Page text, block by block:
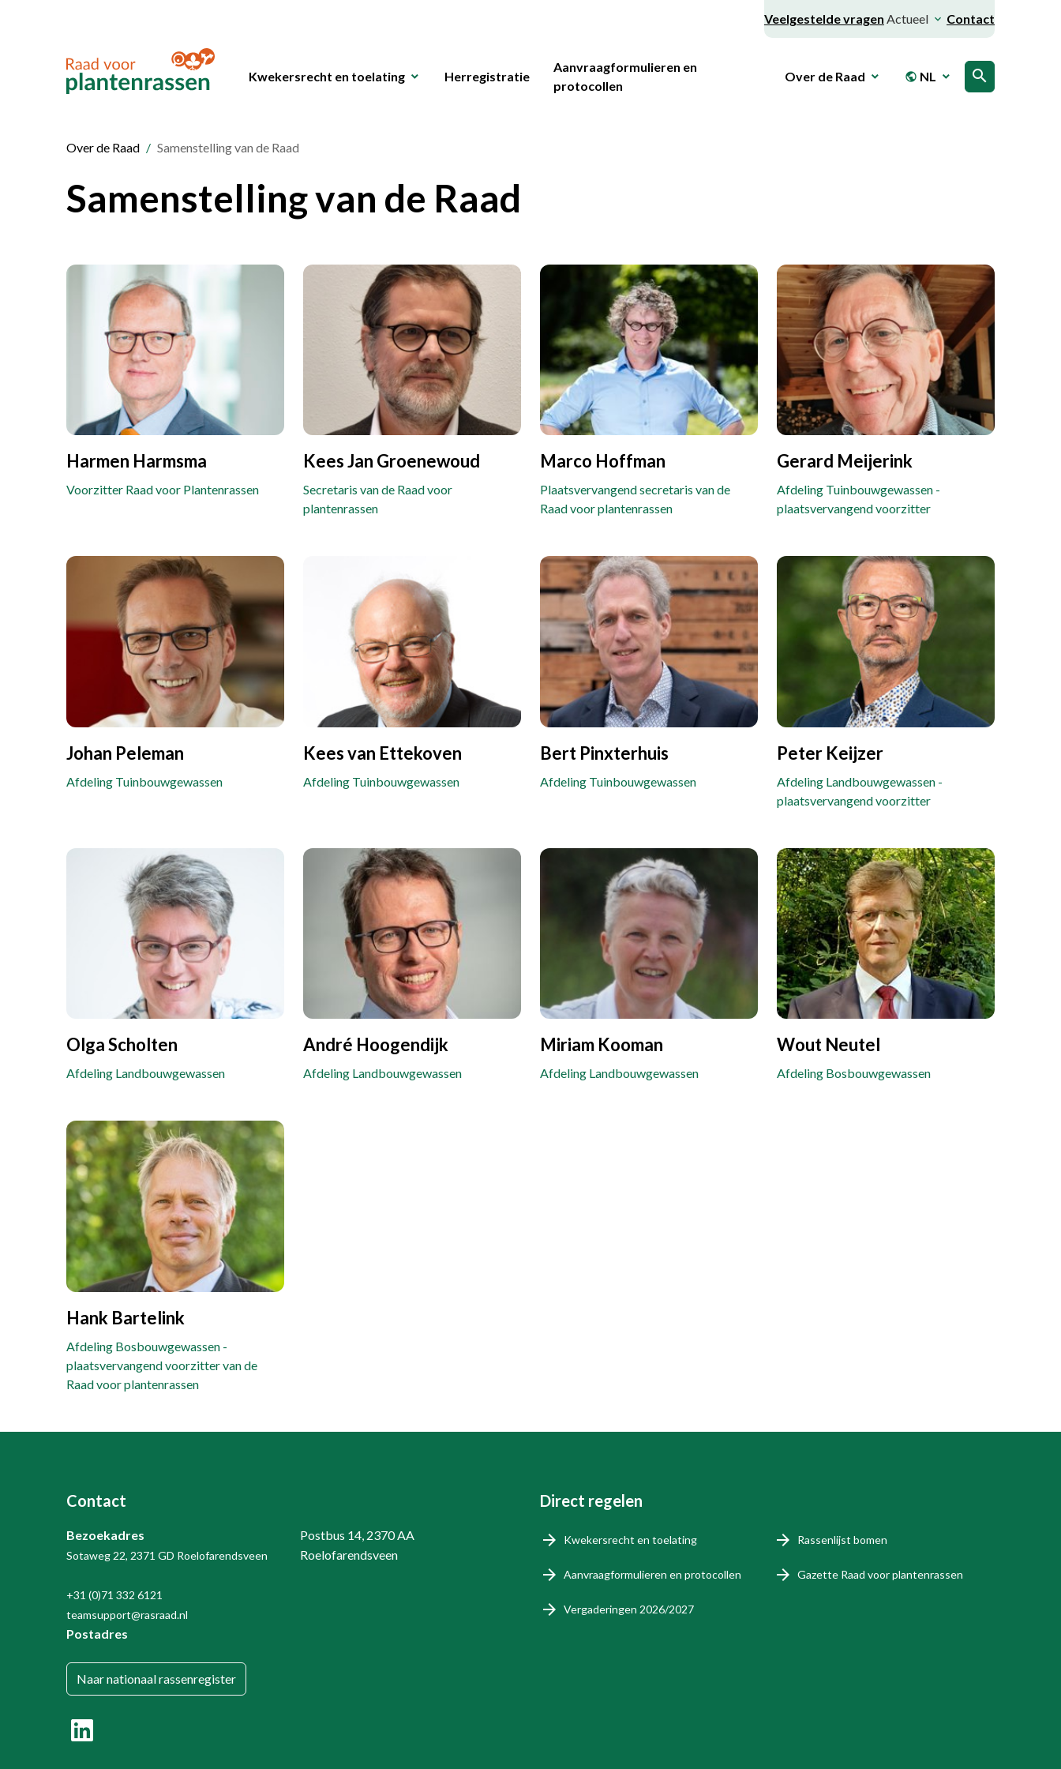
Veelgestelde vragen Actueel Contact
Kwekersrecht en toelating Herregistratie
Aanvraagformulieren en
protocollen
Over de Raad public NL search
Over de Raad Samenstelling van de Raad
Samenstelling van de Raad
Harmen Harmsma
Voorzitter Raad voor Plantenrassen
Kees Jan Groenewoud
Secretaris van de Raad voor
plantenrassen
Marco Hoffman
Plaatsvervangend secretaris van de
Raad voor plantenrassen
Gerard Meijerink
Afdeling Tuinbouwgewassen -
plaatsvervangend voorzitter
Johan Peleman
Afdeling Tuinbouwgewassen
Kees van Ettekoven
Afdeling Tuinbouwgewassen
Bert Pinxterhuis
Afdeling Tuinbouwgewassen
Peter Keijzer
Afdeling Landbouwgewassen -
plaatsvervangend voorzitter
Olga Scholten
Afdeling Landbouwgewassen
André Hoogendijk
Afdeling Landbouwgewassen
Miriam Kooman
Afdeling Landbouwgewassen
Wout Neutel
Afdeling Bosbouwgewassen
Hank Bartelink
Afdeling Bosbouwgewassen -
plaatsvervangend voorzitter van de
Raad voor plantenrassen
Contact
Bezoekadres
Sotaweg 22, 2371 GD Roelofarendsveen
+31 (0)71 332 6121
teamsupport@rasraad.nl
Postadres
Postbus 14, 2370 AA
Roelofarendsveen
Naar nationaal rassenregister
Direct regelen
Kwekersrecht en toelating
Aanvraagformulieren en protocollen
Vergaderingen 2026/2027
Rassenlijst bomen
Gazette Raad voor plantenrassen